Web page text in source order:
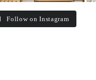
Follow on Instagram